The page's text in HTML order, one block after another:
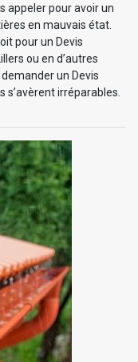
appeler pour avoir un
en mauvais état.
pour un Devis
ou en d’autres
un Devis
irréparables.